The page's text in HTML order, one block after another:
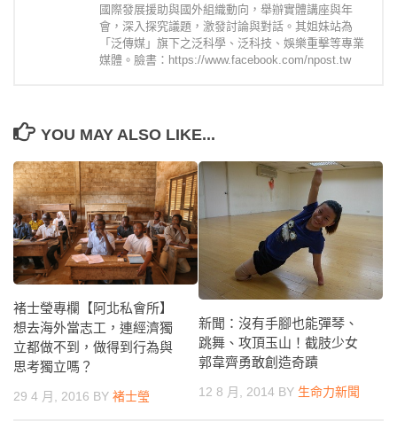
國際發展援助與國外組織動向，舉辦實體講座與年
會，深入探究議題，激發討論與對話。其姐妹站為
「泛傳媒」旗下之泛科學、泛科技、娛樂重擊等專業
媒體。臉書：https://www.facebook.com/npost.tw
YOU MAY ALSO LIKE...
褚士瑩專欄【阿北私會所】
想去海外當志工，連經濟獨
立都做不到，做得到行為與
思考獨立嗎？
29 4 月, 2016 BY 褚士瑩
新聞：沒有手腳也能彈琴、
跳舞、攻頂玉山！截肢少女
郭韋齊勇敢創造奇蹟
12 8 月, 2014 BY 生命力新聞